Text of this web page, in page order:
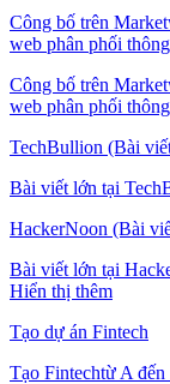
Công bố trên
web phân phối
Công bố trên
web phân phối
TechBullion (Bài
Bài viết lớn tại
HackerNoon (Bài
Bài viết lớn tại
Hiển thị thêm
Tạo dự án Fintech
Tạo Fintechtừ A đến